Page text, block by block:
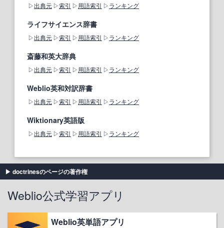
出典元 索引 用語索引 ランキング
ライフサイエンス辞書
出典元 索引 用語索引 ランキング
斎藤和英大辞典
出典元 索引 用語索引 ランキング
Weblio英和対訳辞書
出典元 索引 用語索引 ランキング
Wiktionary英語版
出典元 索引 用語索引 ランキング
doctrinesのページの著作権
Weblio公式学習アプリ
Weblio英単語アプリ